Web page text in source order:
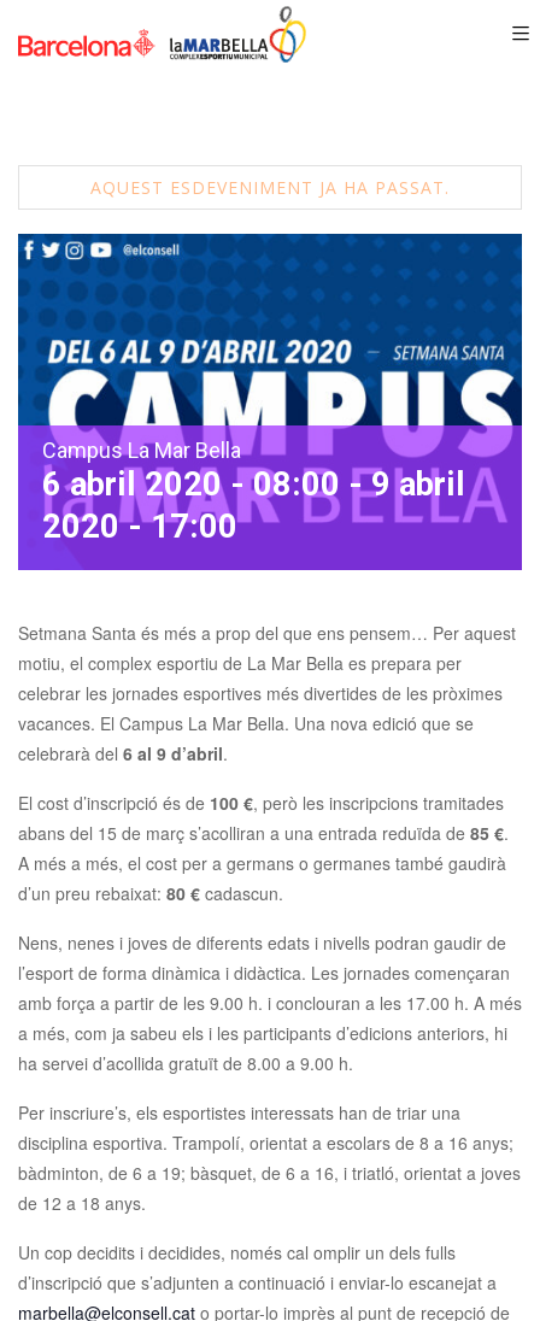
AQUEST ESDEVENIMENT JA HA PASSAT.
Campus La Mar Bella
6 abril 2020 - 08:00 -9 abril
2020 - 17:00
Setmana Santa és més a prop del que ens pensem… Per aquest
motiu, el complex esportiu de La Mar Bella es prepara per
celebrar les jornades esportives més divertides de les pròximes
vacances. El Campus La Mar Bella. Una nova edició que se
celebrarà del 6 al 9 d’abril.
El cost d’inscripció és de 100 €, però les inscripcions tramitades
abans del 15 de març s’acolliran a una entrada reduïda de 85 €.
A més a més, el cost per a germans o germanes també gaudirà
d’un preu rebaixat: 80 € cadascun.
Nens, nenes i joves de diferents edats i nivells podran gaudir de
l’esport de forma dinàmica i didàctica. Les jornades començaran
amb força a partir de les 9.00 h. i conclouran a les 17.00 h. A més
a més, com ja sabeu els i les participants d’edicions anteriors, hi
ha servei d’acollida gratuït de 8.00 a 9.00 h.
Per inscriure’s, els esportistes interessats han de triar una
disciplina esportiva. Trampolí, orientat a escolars de 8 a 16 anys;
bàdminton, de 6 a 19; bàsquet, de 6 a 16, i triatló, orientat a joves
de 12 a 18 anys.
Un cop decidits i decidides, només cal omplir un dels fulls
d’inscripció que s’adjunten a continuació i enviar-lo escanejat a
marbella@elconsell.cat o portar-lo imprès al punt de recepció de